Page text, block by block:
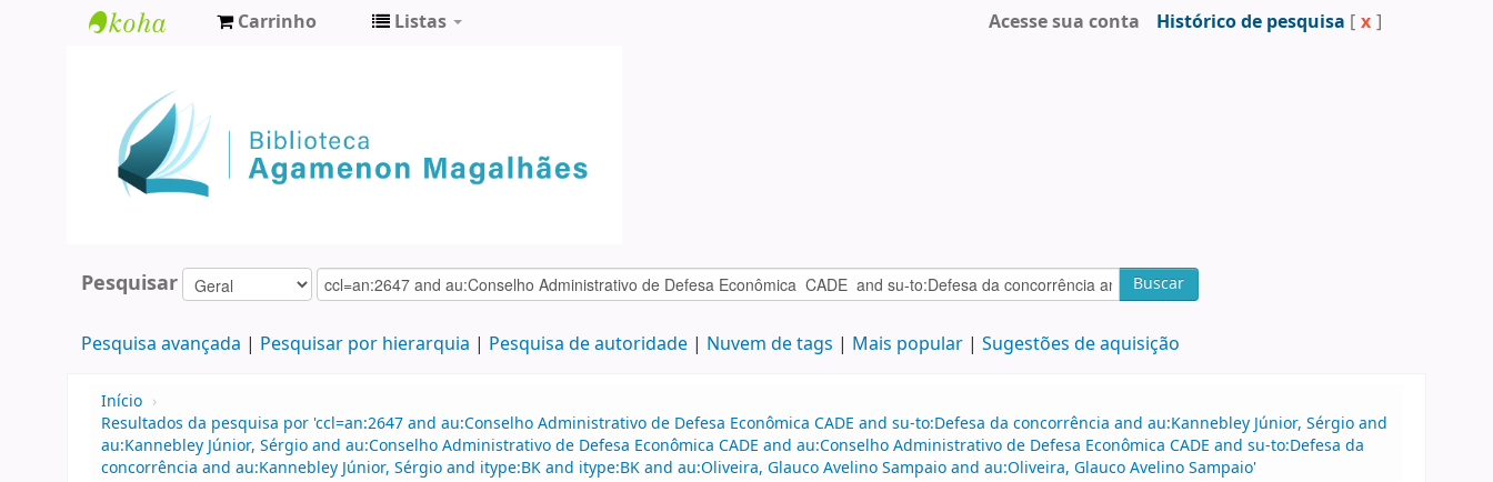
Agamenon
Magalhães
Carrinho Listas Acesse sua conta Histórico de pesquisa [ x ]
Pesquisar Buscar
Pesquisa avançada Pesquisar por hierarquia Pesquisa de autoridade Nuvem de tags Mais popular Sugestões de aquisição
Início ›
Resultados da pesquisa por 'ccl=an:2647 and au:Conselho Administrativo de Defesa Econômica CADE and su-to:Defesa da concorrência and au:Kannebley Júnior, Sérgio and
au:Kannebley Júnior, Sérgio and au:Conselho Administrativo de Defesa Econômica CADE and au:Conselho Administrativo de Defesa Econômica CADE and su-to:Defesa da
concorrência and au:Kannebley Júnior, Sérgio and itype:BK and itype:BK and au:Oliveira, Glauco Avelino Sampaio and au:Oliveira, Glauco Avelino Sampaio'